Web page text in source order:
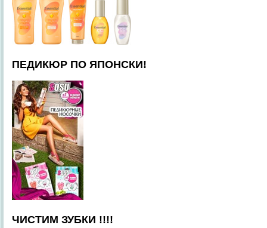
ПЕДИКЮР ПО ЯПОНСКИ!
ЧИСТИМ ЗУБКИ !!!!